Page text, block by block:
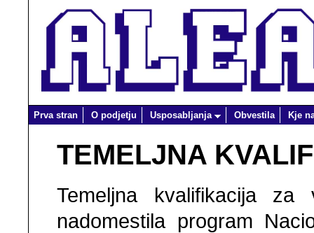
Prva stran O podjetju Usposabljanja Obvestila Kje
TEMELJNA
Temeljna kvalifikacija
nadomestila program